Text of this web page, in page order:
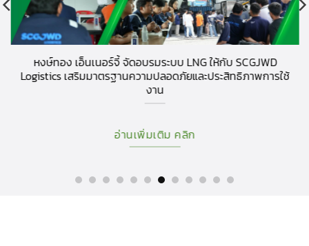
หงษ์ทอง เอ็นเนอร์จี้ จัดอบรมระบบ LNG ให้กับ SCGJWD
Logistics เสริมมาตรฐานความปลอดภัยและประสิทธิภาพการใช้
งาน
อ่านเพิ่มเติม คลิก